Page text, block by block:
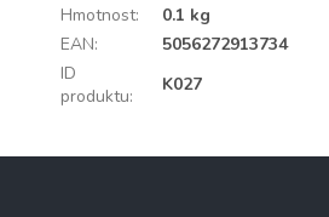
Hmotnost:
0.1 kg
EAN:
5056272913734
ID
produktu:
K027